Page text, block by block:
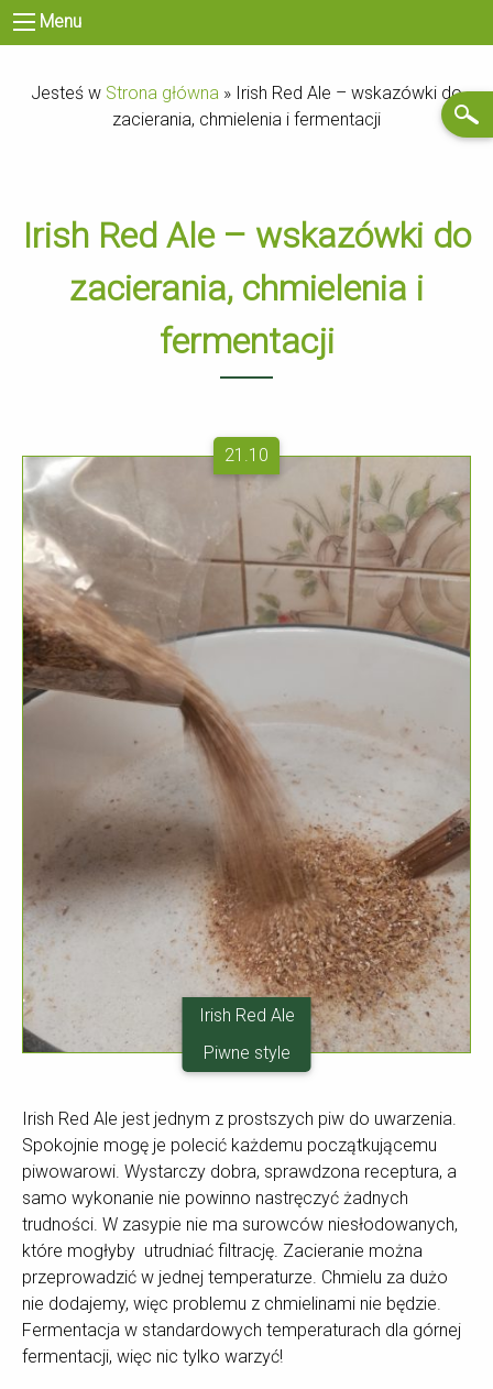
Menu
Jesteś w Strona główna » Irish Red Ale – wskazówki do
zacierania, chmielenia i fermentacji
Irish Red Ale – wskazówki do
zacierania, chmielenia i
fermentacji
21.10
Irish Red Ale
Piwne style
Irish Red Ale jest jednym z prostszych piw do uwarzenia.
Spokojnie mogę je polecić każdemu początkującemu
piwowarowi. Wystarczy dobra, sprawdzona receptura, a
samo wykonanie nie powinno nastręczyć żadnych
trudności. W zasypie nie ma surowców niesłodowanych,
które mogłyby utrudniać filtrację. Zacieranie można
przeprowadzić w jednej temperaturze. Chmielu za dużo
nie dodajemy, więc problemu z chmielinami nie będzie.
Fermentacja w standardowych temperaturach dla górnej
fermentacji, więc nic tylko warzyć!